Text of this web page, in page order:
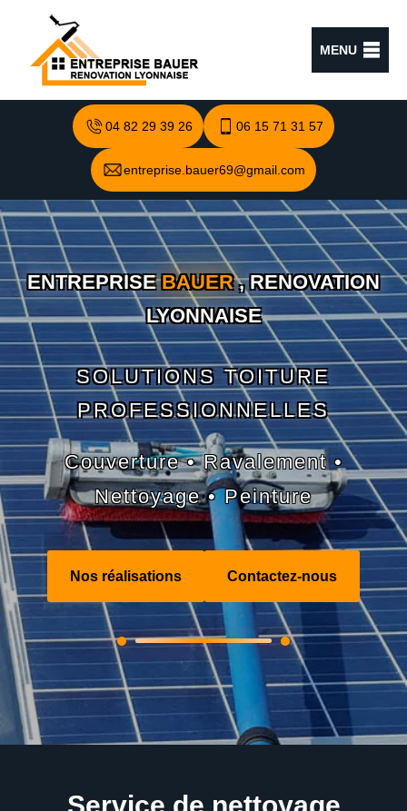
MENU
04 82 29 39 26 06 15 71 31 57
entreprise.bauer69@gmail.com
ENTREPRISEBAUER, RENOVATION
LYONNAISE
SOLUTIONS TOITURE
PROFESSIONNELLES
Couverture • Ravalement •
Nettoyage • Peinture
Nos réalisations Contactez-nous